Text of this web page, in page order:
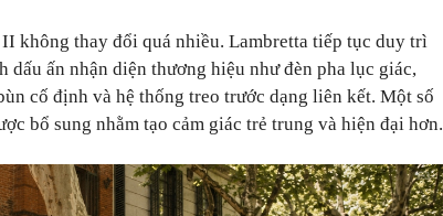
không thay đổi quá nhiều. Lambretta tiếp tục duy trì
dấu ấn nhận diện thương hiệu như đèn pha lục giác,
cố định và hệ thống treo trước dạng liên kết. Một số
bổ sung nhằm tạo cảm giác trẻ trung và hiện đại hơn.